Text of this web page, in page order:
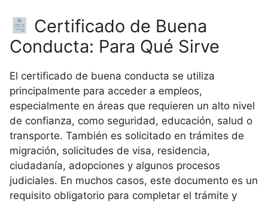
Certificado de Buena
Conducta: Para Qué Sirve
El certificado de buena conducta se utiliza
principalmente para acceder a empleos,
especialmente en áreas que requieren un alto nivel
de confianza, como seguridad, educación, salud o
transporte. También es solicitado en trámites de
migración, solicitudes de visa, residencia,
ciudadanía, adopciones y algunos procesos
judiciales. En muchos casos, este documento es un
requisito obligatorio para completar el trámite y